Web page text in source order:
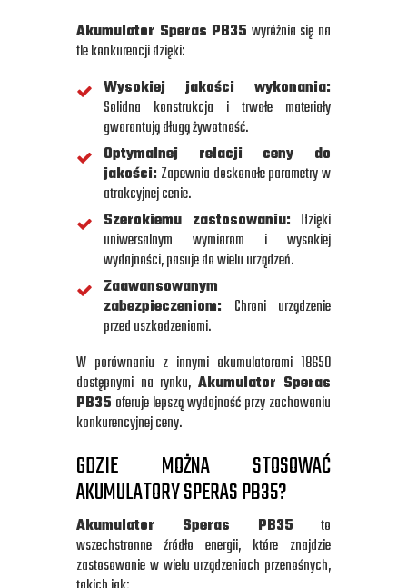
Akumulator Speras PB35 wyróżnia się na
tle konkurencji dzięki:
Wysokiej jakości wykonania:
Solidna konstrukcja i trwałe materiały
gwarantują długą żywotność.
Optymalnej relacji ceny do
jakości: Zapewnia doskonałe parametry w
atrakcyjnej cenie.
Szerokiemu zastosowaniu: Dzięki
uniwersalnym wymiarom i wysokiej
wydajności, pasuje do wielu urządzeń.
Zaawansowanym
zabezpieczeniom: Chroni urządzenie
przed uszkodzeniami.
W porównaniu z innymi akumulatorami 18650
dostępnymi na rynku, Akumulator Speras
PB35 oferuje lepszą wydajność przy zachowaniu
konkurencyjnej ceny.
GDZIE MOŻNA STOSOWAĆ
AKUMULATORY SPERAS PB35?
Akumulator Speras PB35 to
wszechstronne źródło energii, które znajdzie
zastosowanie w wielu urządzeniach przenośnych,